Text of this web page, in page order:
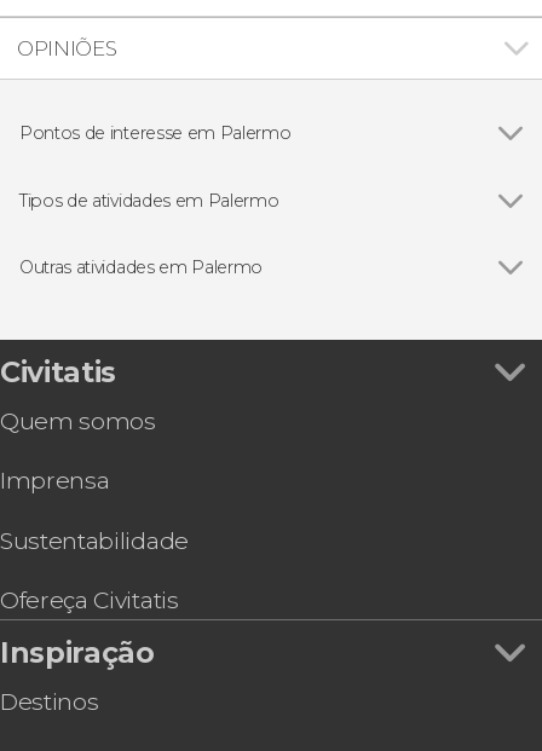
OPINIÕES
Pontos de interesse em Palermo
Tipos de atividades em Palermo
Excursões de um dia
Outras atividades em Palermo
Free tour pela Palermo alternativa
Trem turístico de Palermo
Tour pelas catacumbas de Palermo
Visita guiada pelos oratórios de Giacomo
Visita guiada às igrejas de Santa Caterina, San
Tour pelas iglesias de Palermo com subida aos
campanários
Voo de parapente por Palermo
Civitatis
Quem somos
Imprensa
Sustentabilidade
Ofereça Civitatis
Inspiração
Destinos